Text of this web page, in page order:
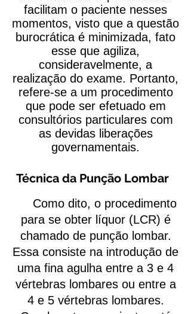
facilitam o paciente nesses
momentos, visto que a questão
burocrática é minimizada, fato
esse que agiliza,
consideravelmente, a
realização do exame. Portanto,
refere-se a um procedimento
que pode ser efetuado em
consultórios particulares com
as devidas liberações
governamentais.
Técnica da Punção Lombar
Como dito, o procedimento
para se obter líquor (LCR) é
chamado de punção lombar.
Essa consiste na introdução de
uma fina agulha entre a 3 e 4
vértebras lombares ou entre a
4 e 5 vértebras lombares.